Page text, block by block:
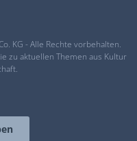
KG - Alle Rechte vorbehalten.
zu aktuellen Themen aus Kultur